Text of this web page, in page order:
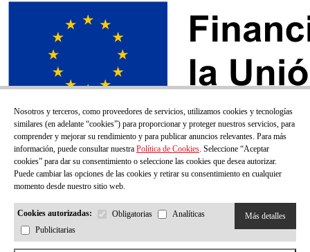
Nosotros y terceros, como proveedores de servicios, utilizamos cookies y tecnologías
similares (en adelante “cookies”) para proporcionar y proteger nuestros servicios, para
comprender y mejorar su rendimiento y para publicar anuncios relevantes. Para más
información, puede consultar nuestra Política de Cookies. Seleccione “Aceptar
cookies” para dar su consentimiento o seleccione las cookies que desea autorizar.
Puede cambiar las opciones de las cookies y retirar su consentimiento en cualquier
momento desde nuestro sitio web.
Cookies autorizadas: Obligatorias
Analíticas
Publicitarias
Más detalles